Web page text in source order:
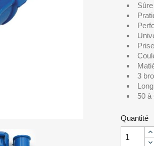
3
50 à
Quantité